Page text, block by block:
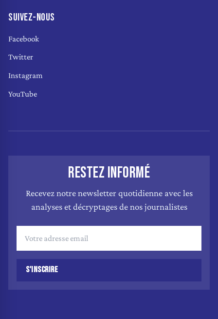
SUIVEZ-NOUS
Facebook
Twitter
Instagram
YouTube
RESTEZ INFORMÉ
Recevez notre newsletter quotidienne avec les
analyses et décryptages de nos journalistes
S'INSCRIRE